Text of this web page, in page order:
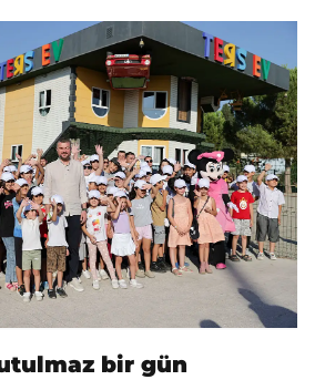
bir gün